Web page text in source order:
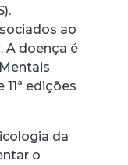
ao
A doença é
edições
da
o